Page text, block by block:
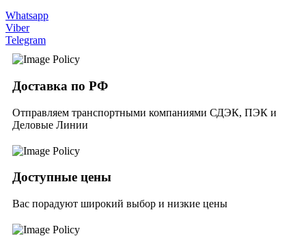
Whatsapp
Viber
Telegram
Доставка по РФ
Отправляем транспортными компаниями СДЭК, ПЭК и
Деловые Линии
Доступные цены
Вас порадуют широкий выбор и низкие цены